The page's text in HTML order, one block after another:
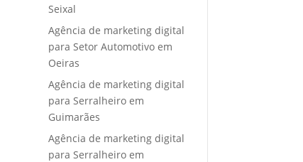
Seixal
Agência de marketing digital
para Setor Automotivo em
Oeiras
Agência de marketing digital
para Serralheiro em
Guimarães
Agência de marketing digital
para Serralheiro em